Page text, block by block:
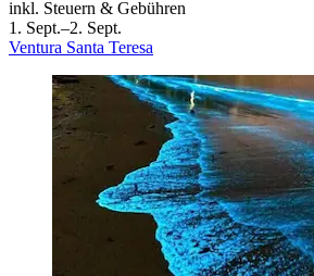
inkl. Steuern & Gebühren
1. Sept.–2. Sept.
Ventura Santa Teresa